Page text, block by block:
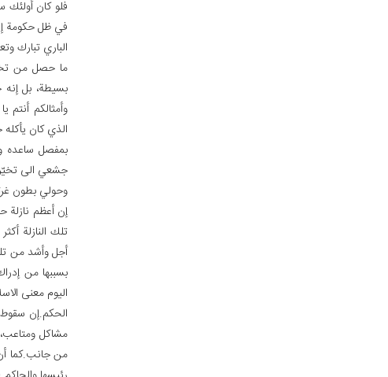
فلو كان أولئك
في ظل حكومة
الباري تبارك
ما حصل من
بسيطة، بل
وأمثالكم أنتم
الذي كان
بمفصل ساعده
جشعي الى تخيّر
وحولي بطون
إن أعظم نازلة
تلك النازلة
أجل وأشد من
بسببها من
اليوم معنى
الحكم.إن سقوط
مشاكل ومتاعب،
من جانب.كما أن